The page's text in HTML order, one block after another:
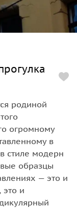
родиной
огромному
в
стиле модерн
образцы
— это и
это и